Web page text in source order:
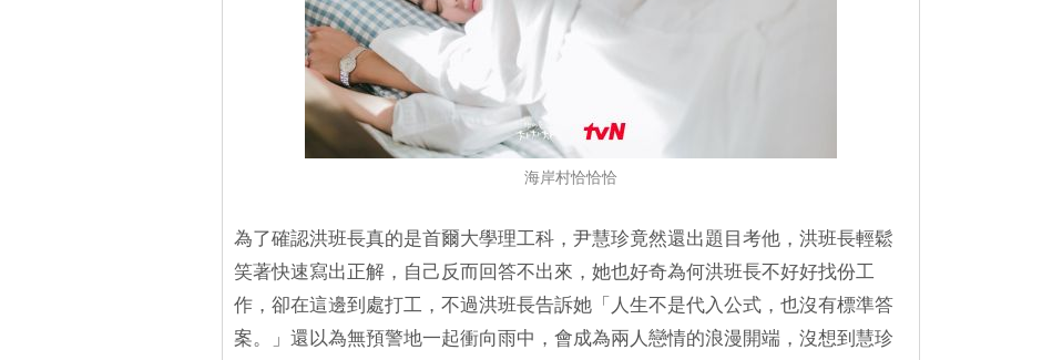
海岸村恰恰恰
為了確認洪班長真的是首爾大學理工科，尹慧珍竟然還出題目考他，洪班長輕鬆
笑著快速寫出正解，自己反而回答不出來，她也好奇為何洪班長不好好找份工
作，卻在這邊到處打工，不過洪班長告訴她「人生不是代入公式，也沒有標準答
案。」還以為無預警地一起衝向雨中，會成為兩人戀情的浪漫開端，沒想到慧珍